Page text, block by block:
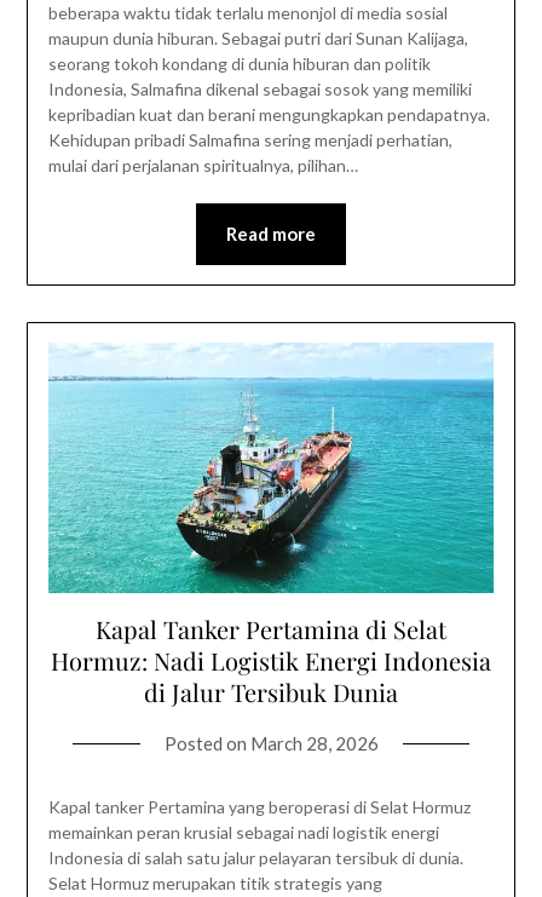
beberapa waktu tidak terlalu menonjol di media sosial
maupun dunia hiburan. Sebagai putri dari Sunan Kalijaga,
seorang tokoh kondang di dunia hiburan dan politik
Indonesia, Salmafina dikenal sebagai sosok yang memiliki
kepribadian kuat dan berani mengungkapkan pendapatnya.
Kehidupan pribadi Salmafina sering menjadi perhatian,
mulai dari perjalanan spiritualnya, pilihan…
Read more
Kapal Tanker Pertamina di Selat
Hormuz: Nadi Logistik Energi Indonesia
di Jalur Tersibuk Dunia
Posted on March 28, 2026
Kapal tanker Pertamina yang beroperasi di Selat Hormuz
memainkan peran krusial sebagai nadi logistik energi
Indonesia di salah satu jalur pelayaran tersibuk di dunia.
Selat Hormuz merupakan titik strategis yang